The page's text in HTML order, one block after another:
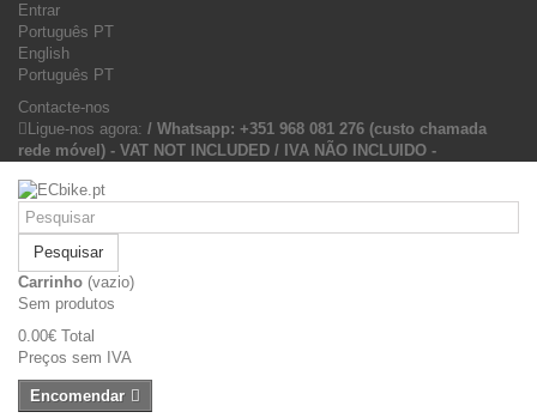
Entrar
Português PT
English
Português PT
Contacte-nos
Ligue-nos agora: / Whatsapp: +351 968 081 276 (custo chamada
rede móvel) - VAT NOT INCLUDED / IVA NÃO INCLUIDO -
Pesquisar
Carrinho (vazio)
Sem produtos
0.00€ Total
Preços sem IVA
Encomendar